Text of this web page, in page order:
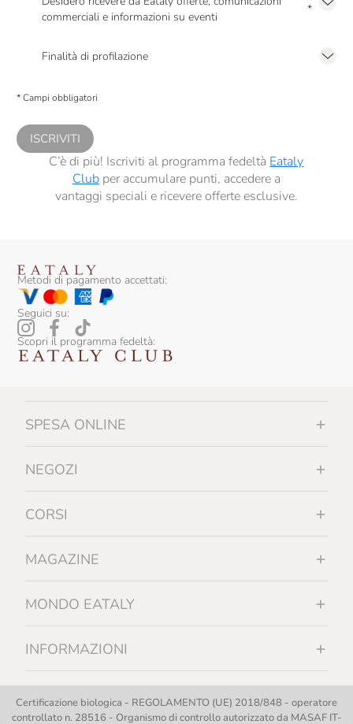
commerciali e informazioni su eventi
*
Finalità di profilazione
comunicazioni commerciali personalizzate, in caso di consenso prestato ai
* Campi obbligatori
ISCRIVITI
C’è di più! Iscriviti al programma fedeltà Eataly
Clubper accumulare punti, accedere a
vantaggi speciali e ricevere offerte esclusive.
Metodi di pagamento accettati:
Seguici su:
Scopri il programma fedeltà:
SPESA ONLINE
NEGOZI
CORSI
MAGAZINE
MONDO EATALY
INFORMAZIONI
Certificazione biologica - REGOLAMENTO (UE) 2018/848 - operatore
controllato n. 28516 - Organismo di controllo autorizzato da MASAF IT-